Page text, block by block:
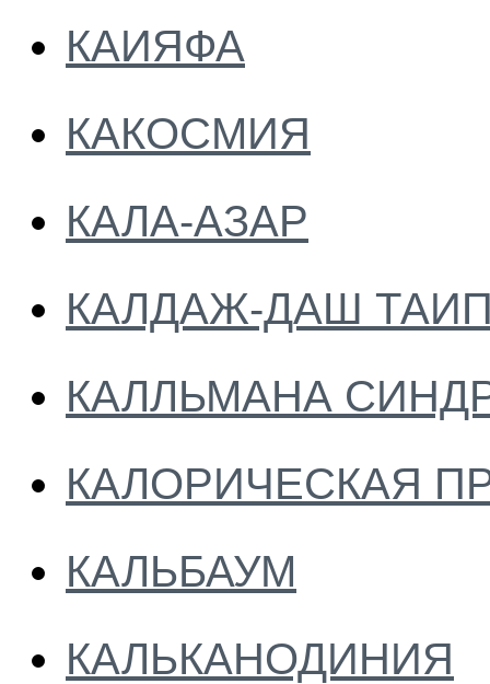
КАИЯФА
КАКОСМИЯ
КАЛА-АЗАР
КАЛДАЖ-ДАШ
КАЛЛЬМАНА
КАЛОРИЧЕСКАЯ
КАЛЬБАУМ
КАЛЬКАНОДИНИЯ